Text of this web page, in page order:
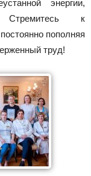
энергии,
Стремитесь к
пополняя
труд!